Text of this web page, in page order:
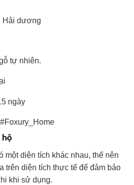
Hải dương
tự nhiên.
ngày
#Foxury_Home
hộ
một diện tích khác nhau, thế nên
trên diện tích thực tế để đảm bảo
khi sử dụng.